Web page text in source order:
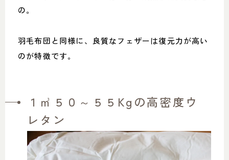
の。
羽毛布団と同様に、良質なフェザーは復元力が高い
のが特徴です。
１㎥５０～５５Kgの高密度ウ
レタン